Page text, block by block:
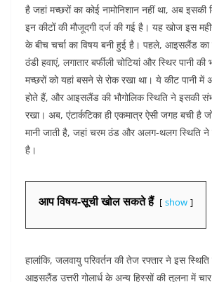
है जहां मच्छरों का कोई नामोनिशान नहीं था, अब इसकी
इन कीटों की मौजूदगी दर्ज की गई है। यह खोज इस
के बीच चर्चा का विषय बनी हुई है। पहले, आइसलैंड का
ठंडी हवाएं, लगातार बर्फीली चोटियां और स्थिर पानी की
मच्छरों को यहां बसने से रोक रखा था। ये कीट पानी में
होते हैं, और आइसलैंड की भौगोलिक स्थिति ने इसकी
रखा। अब, एंटार्कटिका ही एकमात्र ऐसी जगह बची है
मानी जाती है, जहां चरम ठंड और अलग-थलग स्थिति ने
है।
आप विषय-सूची खोल सकते हैं show
हालांकि, जलवायु परिवर्तन की तेज रफ्तार ने इस
आइसलैंड उत्तरी गोलार्ध के अन्य हिस्सों की तुलना में